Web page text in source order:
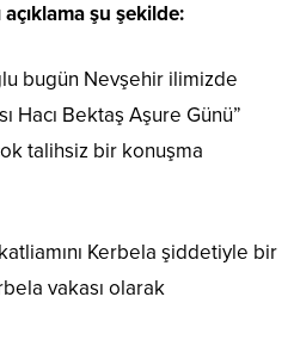
şu şekilde:
bugün Nevşehir ilimizde
Hacı Bektaş Aşure Günü”
talihsiz bir konuşma
Kerbela şiddetiyle bir
vakası olarak